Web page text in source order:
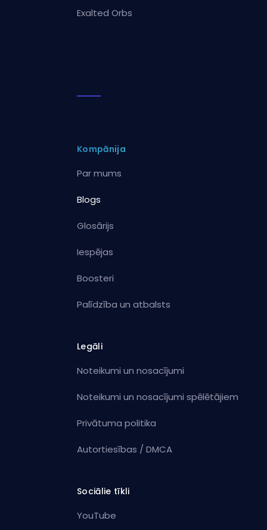
Exalted Orbs
Kompānija
Par mums
Blogs
Glosārijs
Iespējas
Boosteri
Palīdzība un atbalsts
Legāli
Noteikumi un nosacījumi
Noteikumi un nosacījumi spēlētājiem
Privātuma politika
Autortiesības / DMCA
Sociālie tīkli
YouTube